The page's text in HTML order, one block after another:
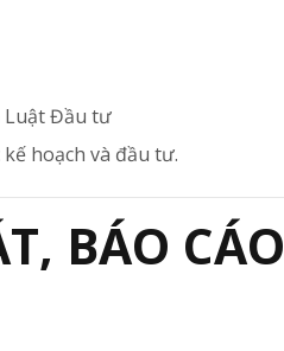
Luật Đầu tư
hoạch và đầu tư.
BÁO CÁO